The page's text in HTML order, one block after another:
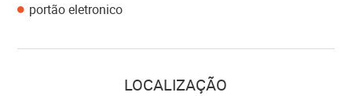
portão eletronico
LOCALIZAÇÃO